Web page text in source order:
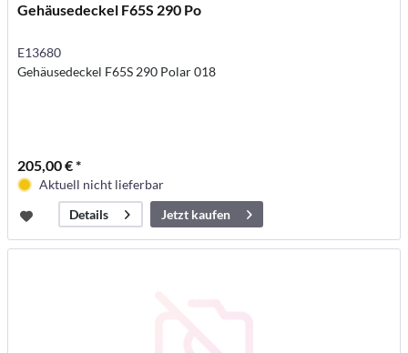
Gehäusedeckel F65S 290 Po
E13680
Gehäusedeckel F65S 290 Polar 018
205,00 € *
Aktuell nicht lieferbar
Details
Jetzt kaufen